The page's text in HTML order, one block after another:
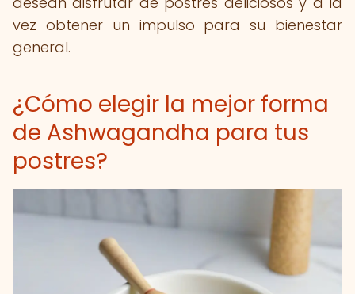
vez obtener un impulso para su bienestar
general.
¿Cómo elegir la mejor forma
de Ashwagandha para tus
postres?